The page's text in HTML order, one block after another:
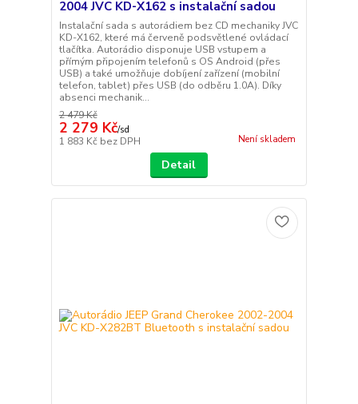
2004 JVC KD-X162 s instalační sadou
Instalační sada s autorádiem bez CD mechaniky JVC
KD-X162, které má červeně podsvětlené ovládací
tlačítka. Autorádio disponuje USB vstupem a
přímým připojením telefonů s OS Android (přes
USB) a také umožňuje dobíjení zařízení (mobilní
telefon, tablet) přes USB (do odběru 1.0A). Díky
absenci mechanik...
2 479 Kč
2 279 Kč/sd
1 883 Kč bez DPH Není skladem
Detail